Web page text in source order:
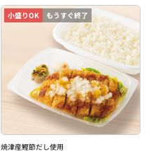
小盛りOK もうすぐ終了
焼津産鰹節だし使用